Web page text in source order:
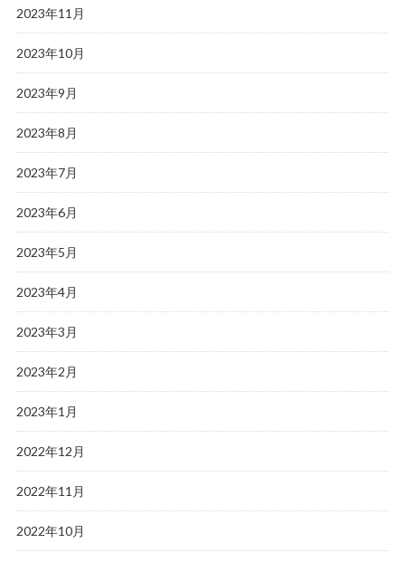
2023年11月
2023年10月
2023年9月
2023年8月
2023年7月
2023年6月
2023年5月
2023年4月
2023年3月
2023年2月
2023年1月
2022年12月
2022年11月
2022年10月